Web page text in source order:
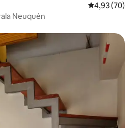
4,93 av 5 i
4,93 (70)
Neuquén